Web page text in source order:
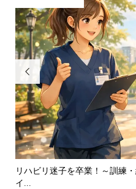

リハビリ迷子を卒業！～訓練
イ...